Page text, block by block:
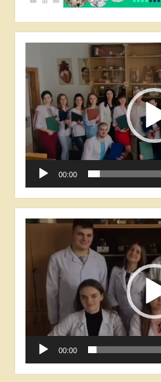
Відеопрогравач
00:00
Відеопрогравач
00:00